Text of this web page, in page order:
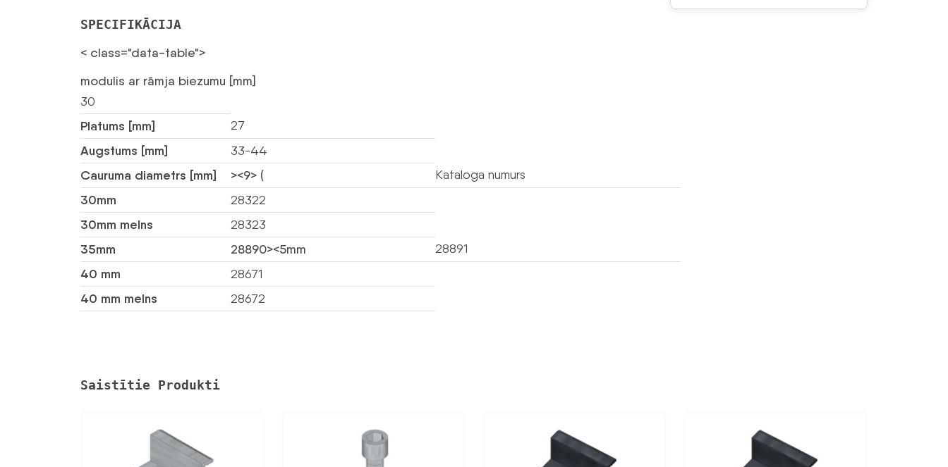
SPECIFIKĀCIJA
< class="data-table">
modulis ar rāmja biezumu [mm]
30
Platums [mm] 27
Augstums [mm] 33-44
Cauruma diametrs [mm] ><9> ( Kataloga numurs
30mm 28322
30mm melns 28323
35mm 28890><5mm 28891
40 mm 28671
40 mm melns 28672
Saistītie Produkti